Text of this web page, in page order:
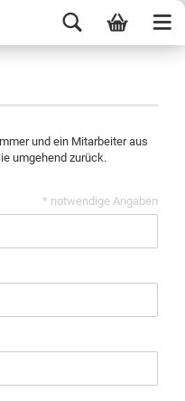
und ein Mitarbeiter aus
umgehend zurück.
* notwendige Angaben